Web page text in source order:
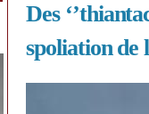
Des
spoliation de